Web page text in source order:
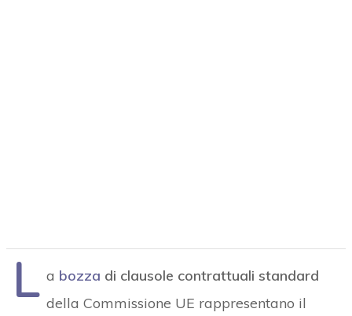
L a bozza di clausole contrattuali standard
della Commissione UE rappresentano il